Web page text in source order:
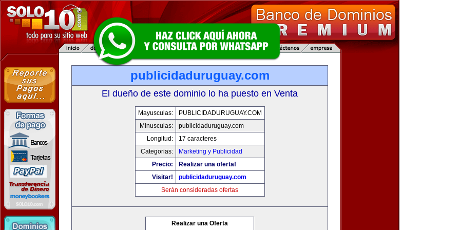
publicidaduruguay.com
El dueño de este dominio lo ha puesto en Venta
Mayusculas:
PUBLICIDADURUGUAY.COM
Minusculas:
publicidaduruguay.com
Longitud:
17 caracteres
Categorias:
Marketing y Publicidad
Precio:
Realizar una oferta!
Visitar!
publicidaduruguay.com
Serán consideradas ofertas
Realizar una Oferta